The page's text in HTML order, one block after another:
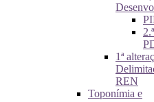
1ª
REN
Toponímia e